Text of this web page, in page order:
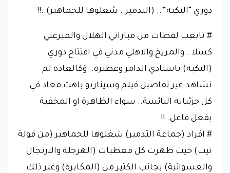
دوري “النكبة”.. (التدمير.. شغلوها للجماهير)..!!
# تابعت لقطات من مباراتي الهلال والميرغني
كسلا.. والمريخ والاهلي مدني في افتتاح دوري
(النكبة) باستادي الدامر وعطبرة.. وَكالعادة لم
نشاهد غير تفاصيل فيلم وسيناريو باهت معاد في
كل جزئياته البائسة.. سواء الظاهرة او المخفية
بفعل فاعل..!!
# افراد (جماعة التدمير) شغلوها للجماهير (من قولة
تيت) حيث ظهرت كل معطيات (الهرجلة والارتجال
والعشوائية) بجانب الكثير من (المكابرة) وغير ذلك